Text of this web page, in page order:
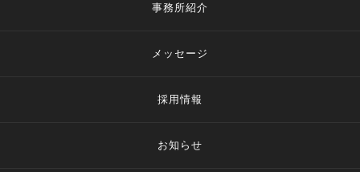
事務所紹介
メッセージ
採用情報
お知らせ